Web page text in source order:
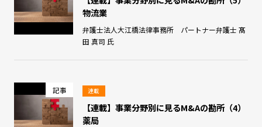
物流業
弁護士法人大江橋法律事務所 パートナー弁護士 髙
田 真司 氏
記事 連載
【連載】事業分野別に見るM&Aの勘所（4）
薬局